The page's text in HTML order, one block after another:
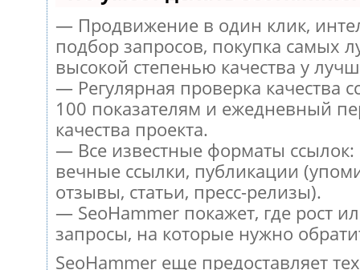
— Продвижение в один клик,
подбор запросов, покупка самых
высокой степенью качества у
— Регулярная проверка качества
100 показателям и ежедневный
качества проекта.
— Все известные форматы
вечные ссылки, публикации
отзывы, статьи, пресс-релизы).
— SeoHammer покажет, где рост
запросы, на которые нужно
SeoHammer еще предоставляет